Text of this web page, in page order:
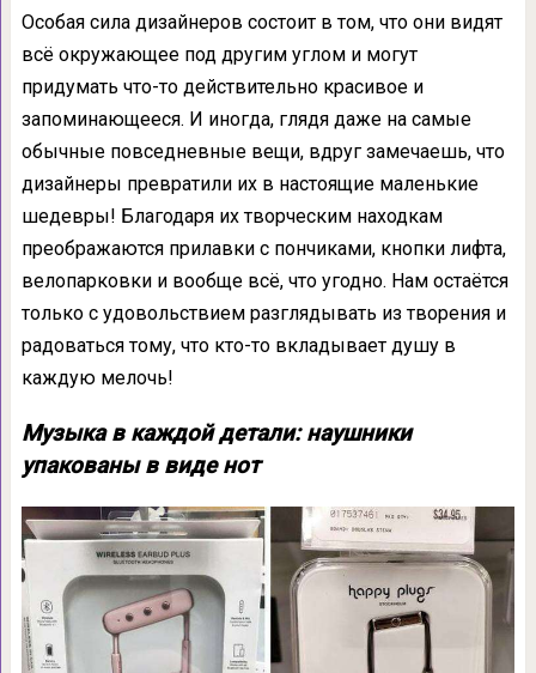
Особая сила дизайнеров состоит в том, что они видят
всё окружающее под другим углом и могут
придумать что-то действительно красивое и
запоминающееся. И иногда, глядя даже на самые
обычные повседневные вещи, вдруг замечаешь, что
дизайнеры превратили их в настоящие маленькие
шедевры! Благодаря их творческим находкам
преображаются прилавки с пончиками, кнопки лифта,
велопарковки и вообще всё, что угодно. Нам остаётся
только с удовольствием разглядывать из творения и
радоваться тому, что кто-то вкладывает душу в
каждую мелочь!
Музыка в каждой детали: наушники
упакованы в виде нот